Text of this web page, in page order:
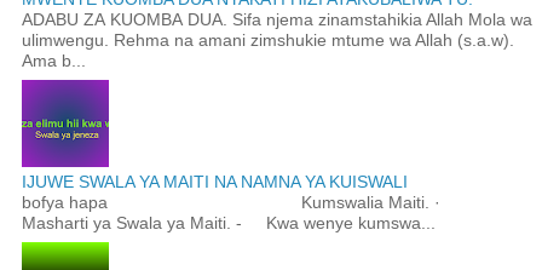
ADABU ZA KUOMBA DUA. Sifa njema zinamstahikia Allah Mola wa
ulimwengu. Rehma na amani zimshukie mtume wa Allah (s.a.w).
Ama b...
IJUWE SWALA YA MAITI NA NAMNA YA KUISWALI
bofya hapa Kumswalia Maiti. ·
Masharti ya Swala ya Maiti. - Kwa wenye kumswa...